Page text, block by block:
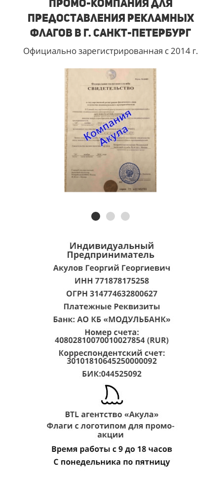
Промо-компания для
предоставления рекламных
флагов в г. Санкт-Петербург
Официально зарегистрированная с 2014 г.